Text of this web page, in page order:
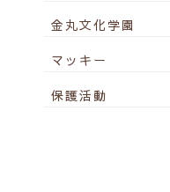
金丸文化学園
マッキー
保護活動